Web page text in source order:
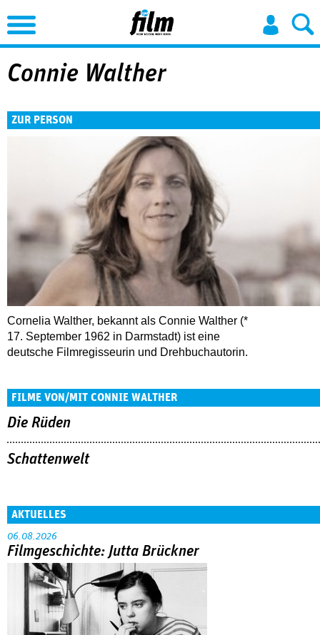
Jump to Navigation
Connie Walther
ZUR PERSON
Cornelia Walther, bekannt als Connie Walther (*
17. September 1962 in Darmstadt) ist eine
deutsche Filmregisseurin und Drehbuchautorin.
FILME VON/MIT CONNIE WALTHER
Die Rüden
Schattenwelt
AKTUELLES
06.08.2026
Filmgeschichte: Jutta Brückner